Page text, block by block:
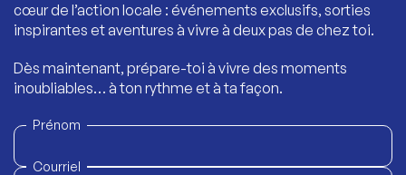
cœur de l’action locale : événements exclusifs, sorties
inspirantes et aventures à vivre à deux pas de chez toi.
Dès maintenant, prépare-toi à vivre des moments
inoubliables… à ton rythme et à ta façon.
Prénom
Courriel